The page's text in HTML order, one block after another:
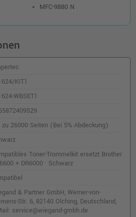
MFC-9880 N
KIT1
WBSET1
zu 26000 Seiten (Bei 5% Abdeckung)
Toner-Trommelkit ersetzt Brother
+ DR6000 · Schwarz
& Partner GmbH, Werner-von-
Str. 6, 82140 Olching, Deutschland,
service@wiegand-gmbh.de